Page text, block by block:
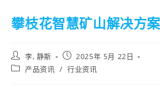
攀枝花智慧矿山解决方案
李, 静斯
2025年 5月 22日
产品资讯 / 行业资讯